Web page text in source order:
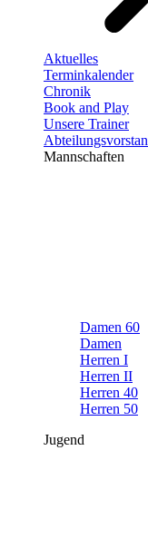
Aktuelles
Terminkalender
Chronik
Book and Play
Unsere Trainer
Mannschaften
Damen 60
Damen
Herren I
Herren II
Herren 40
Herren 50
Jugend